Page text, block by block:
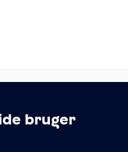
bruger